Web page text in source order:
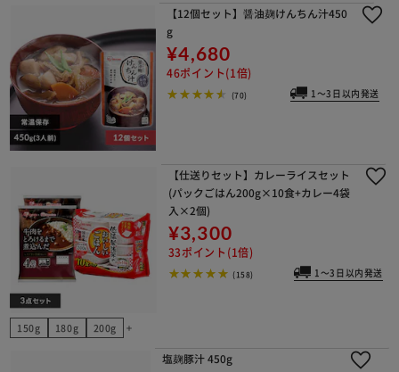
【12個セット】醤油麹けんちん汁450
g
¥4,680
46ポイント(1倍)
(70) 1～3日以内発送
150g 180g 200g add
【仕送りセット】カレーライスセット
(パックごはん200g×10食+カレー4袋
入×2個)
¥3,300
33ポイント(1倍)
(158) 1～3日以内発送
塩麹豚汁 450g